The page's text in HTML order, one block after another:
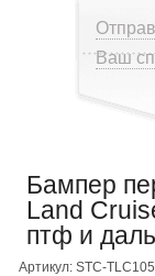
Ваш
Бампер
Land
птф и
Артикул: STC-